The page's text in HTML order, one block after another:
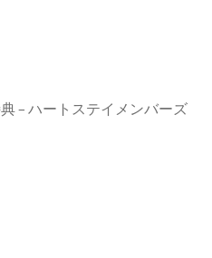
– ハートステイメンバーズ